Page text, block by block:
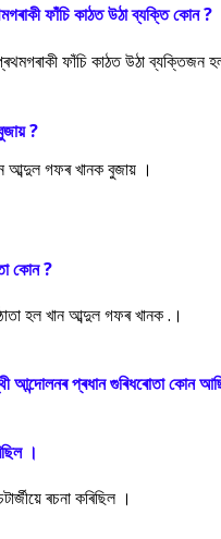
ফাঁচি কাঠত উঠা ব্যক্তি কোন ?
ফাঁচি কাঠত উঠা ব্যক্তিজন
?
আব্দুল গফৰ খানক বুজায় ।
কোন ?
হল খান আব্দুল গফৰ খানক .।
আন্দোলনৰ প্ৰধান গুৰিধৰোতা কোন
।
ৰচনা কৰিছিল ।